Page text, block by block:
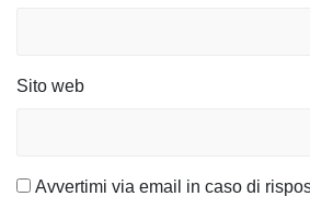
Sito web
Avvertimi via email in caso di